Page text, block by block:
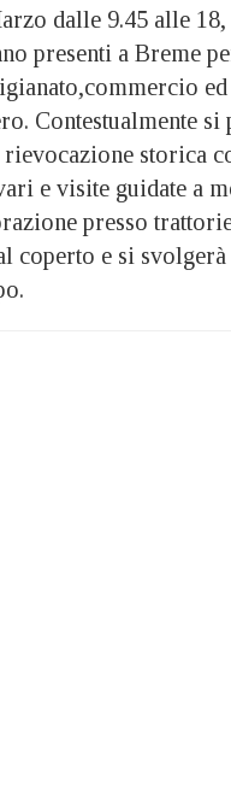
dalle 9.45 alle 18,
presenti a Breme
Contestualmente si
rievocazione storica
e visite guidate a
presso
coperto e si svolgerà